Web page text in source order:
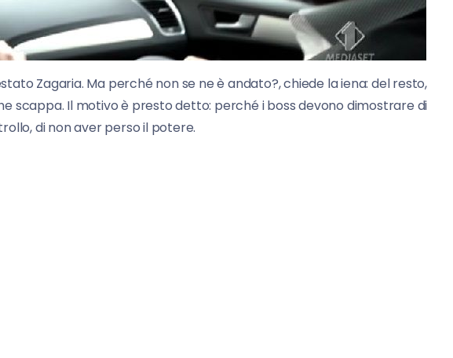
Zagaria. Ma perché non se ne è andato?, chiede la iena: del resto,
scappa. Il motivo è presto detto: perché i boss devono dimostrare di
di non aver perso il potere.